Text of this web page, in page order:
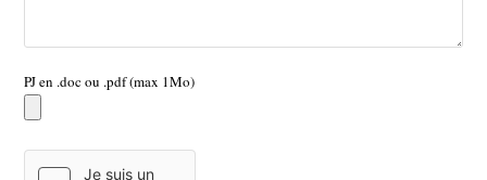
PJ en .doc ou .pdf (max 1Mo)